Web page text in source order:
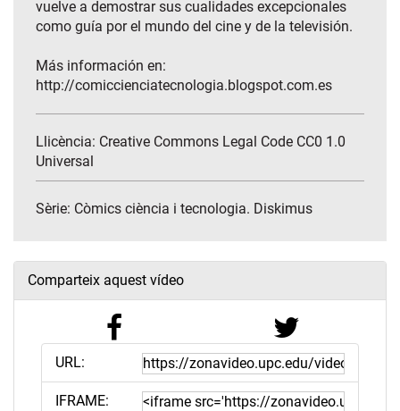
vuelve a demostrar sus cualidades excepcionales
como guía por el mundo del cine y de la televisión.
Más información en:
http://comiccienciatecnologia.blogspot.com.es
Llicència: Creative Commons Legal Code CC0 1.0
Universal
Sèrie: Còmics ciència i tecnologia. Diskimus
Comparteix aquest vídeo
URL:
IFRAME: